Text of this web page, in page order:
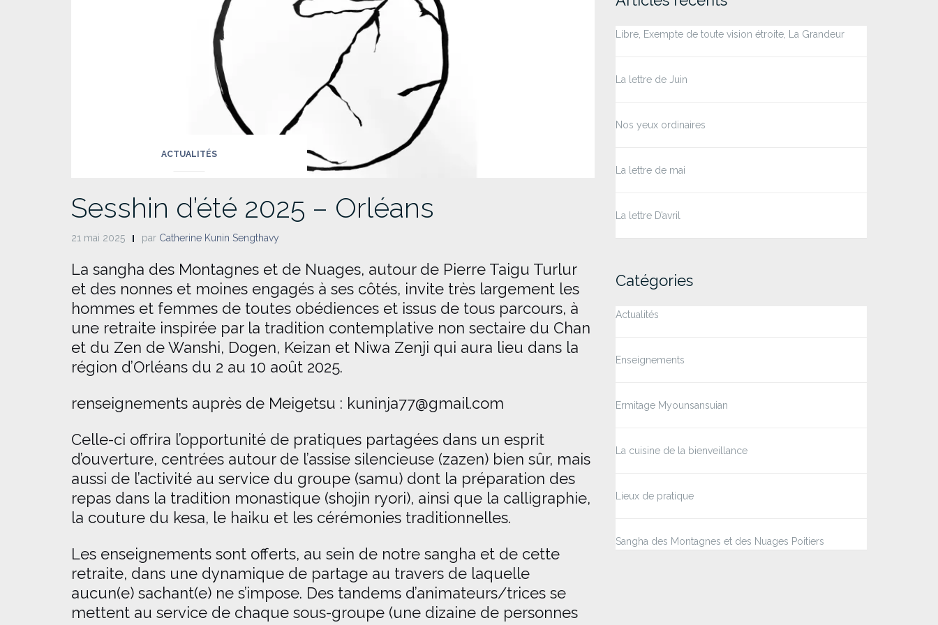
ACTUALITÉS
Sesshin d’été 2025 – Orléans
21 mai 2025 par Catherine Kunin Sengthavy
La sangha des Montagnes et de Nuages, autour de Pierre Taigu Turlur
et des nonnes et moines engagés à ses côtés, invite très largement les
hommes et femmes de toutes obédiences et issus de tous parcours, à
une retraite inspirée par la tradition contemplative non sectaire du Chan
et du Zen de Wanshi, Dogen, Keizan et Niwa Zenji qui aura lieu dans la
région d’Orléans du 2 au 10 août 2025.
renseignements auprès de Meigetsu : kuninja77@gmail.com
Celle-ci offrira l’opportunité de pratiques partagées dans un esprit
d’ouverture, centrées autour de l’assise silencieuse (zazen) bien sûr, mais
aussi de l’activité au service du groupe (samu) dont la préparation des
repas dans la tradition monastique (shojin ryori), ainsi que la calligraphie,
la couture du kesa, le haiku et les cérémonies traditionnelles.
Les enseignements sont offerts, au sein de notre sangha et de cette
retraite, dans une dynamique de partage au travers de laquelle
aucun(e) sachant(e) ne s’impose. Des tandems d’animateurs/trices se
mettent au service de chaque sous-groupe (une dizaine de personnes
Libre, Exempte de toute vision étroite, La Grandeur
La lettre de Juin
Nos yeux ordinaires
La lettre de mai
La lettre D’avril
Catégories
Actualités
Enseignements
Ermitage Myounsansuian
La cuisine de la bienveillance
Lieux de pratique
Sangha des Montagnes et des Nuages Poitiers